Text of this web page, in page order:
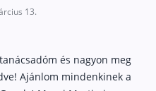
13.
és nagyon meg
Ajánlom mindenkinek a